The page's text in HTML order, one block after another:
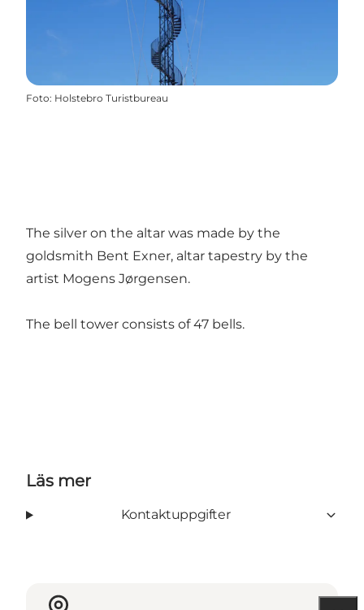
Foto: Holstebro Turistbureau
The silver on the altar was made by the
goldsmith Bent Exner, altar tapestry by the
artist Mogens Jørgensen.
The bell tower consists of 47 bells.
Läs mer
Kontaktuppgifter